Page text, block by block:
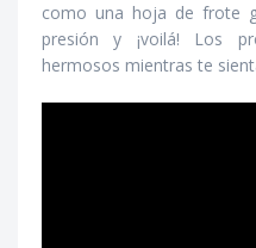
como una hoja de frote
presión y ¡voilá! Los
hermosos mientras te